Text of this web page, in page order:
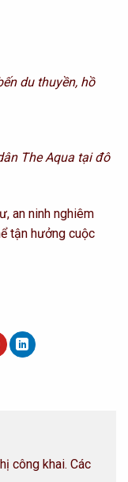
du thuyền, hồ
The Aqua tại đô
an ninh nghiêm
tận hưởng cuộc
công khai. Các